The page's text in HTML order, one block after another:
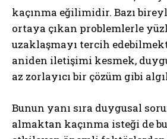
kaçınma eğilimidir. Bazı
ortaya çıkan problemlerle
uzaklaşmayı tercih
aniden iletişimi kesmek,
az zorlayıcı bir çözüm gibi
Bunun yanı sıra duygusal
almaktan kaçınma isteği de